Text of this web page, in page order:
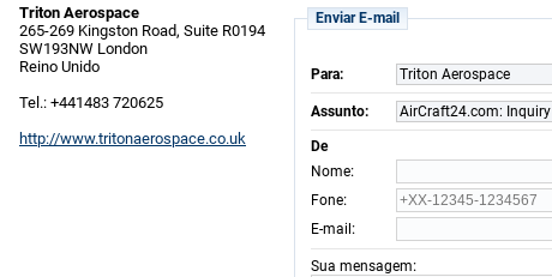
Triton Aerospace
265-269 Kingston Road, Suite R0194
SW193NW London
Reino Unido
Tel.: +441483 720625
http://www.tritonaerospace.co.uk
Enviar E-mail
Para: Triton Aerospace
Assunto: AirCraft24.com: Inquiry
De
Nome:
Fone:
E-mail :
Sua mensagem: